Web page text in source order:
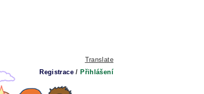
Translate
Registrace / Přihlášení